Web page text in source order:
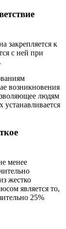
закрепляется к
с ней при
возникновения
людям
менее
жестко
является то,
25%